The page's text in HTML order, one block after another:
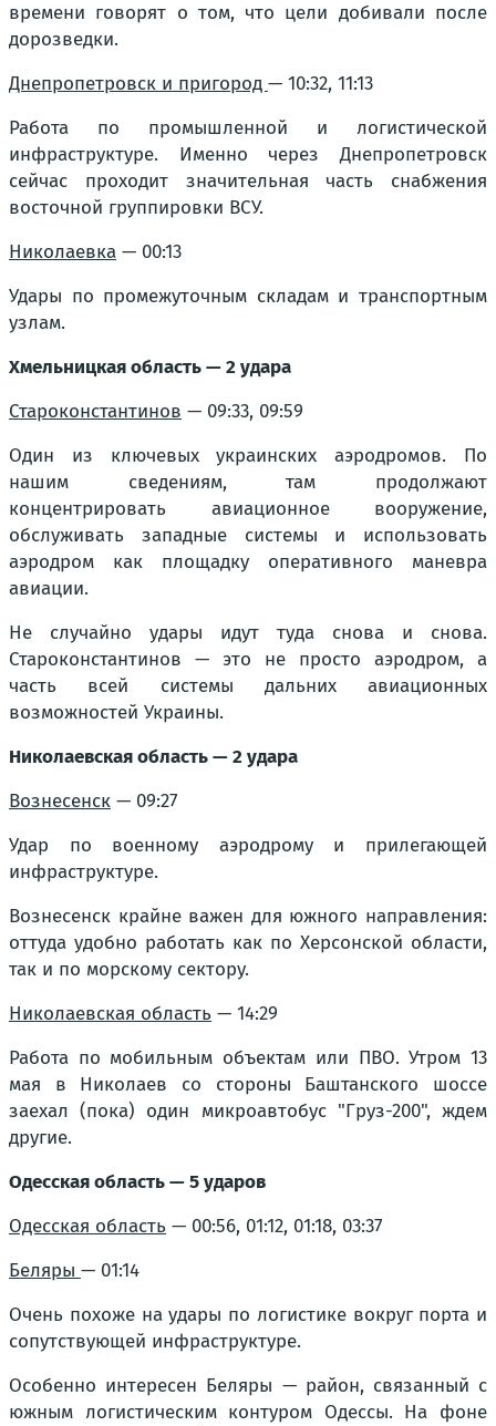
времени говорят о том, что цели добивали после
дорозведки.
Днепропетровск и пригород — 10:32, 11:13
Работа по промышленной и логистической
инфраструктуре. Именно через Днепропетровск
сейчас проходит значительная часть снабжения
восточной группировки ВСУ.
Николаевка — 00:13
Удары по промежуточным складам и транспортным
узлам.
Хмельницкая область — 2 удара
Староконстантинов — 09:33, 09:59
Один из ключевых украинских аэродромов. По
нашим сведениям, там продолжают
концентрировать авиационное вооружение,
обслуживать западные системы и использовать
аэродром как площадку оперативного маневра
авиации.
Не случайно удары идут туда снова и снова.
Староконстантинов — это не просто аэродром, а
часть всей системы дальних авиационных
возможностей Украины.
Николаевская область — 2 удара
Вознесенск — 09:27
Удар по военному аэродрому и прилегающей
инфраструктуре.
Вознесенск крайне важен для южного направления:
оттуда удобно работать как по Херсонской области,
так и по морскому сектору.
Николаевская область — 14:29
Работа по мобильным объектам или ПВО. Утром 13
мая в Николаев со стороны Баштанского шоссе
заехал (пока) один микроавтобус "Груз-200", ждем
другие.
Одесская область — 5 ударов
Одесская область — 00:56, 01:12, 01:18, 03:37
Беляры — 01:14
Очень похоже на удары по логистике вокруг порта и
сопутствующей инфраструктуре.
Особенно интересен Беляры — район, связанный с
южным логистическим контуром Одессы. На фоне